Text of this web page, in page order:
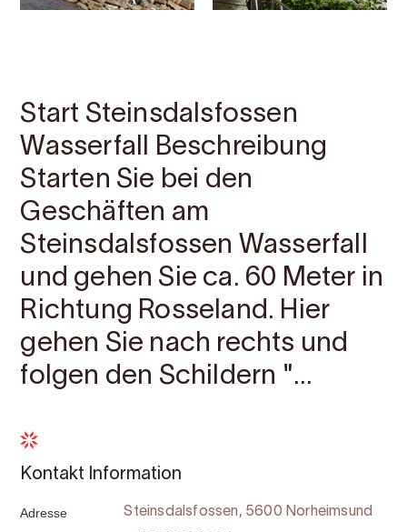
Start Steinsdalsfossen
Wasserfall Beschreibung
Starten Sie bei den
Geschäften am
Steinsdalsfossen Wasserfall
und gehen Sie ca. 60 Meter in
Richtung Rosseland. Hier
gehen Sie nach rechts und
folgen den Schildern "...
Kontakt Information
Adresse Steinsdalsfossen, 5600 Norheimsund